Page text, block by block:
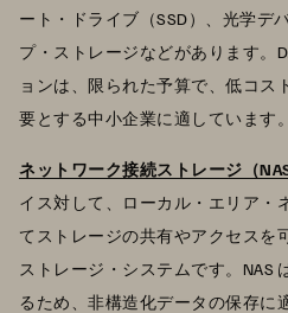
ート・ドライブ（SSD）、光学デ
プ・ストレージなどがあります。
ョンは、限られた予算で、低コス
要とする中小企業に適しています。
ネットワーク接続ストレージ（NAS
イス対して、ローカル・エリア・
てストレージの共有やアクセスを
ストレージ・システムです。NAS
るため、非構造化データの保存に